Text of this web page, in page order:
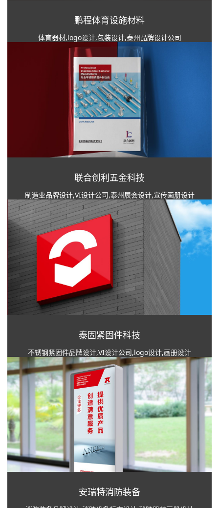
鹏程体育设施材料
体育器材,logo设计,包装设计,泰州品牌设计公司
联合创利五金科技
制造业品牌设计,VI设计公司,泰州展会设计,宣传画册设计
泰固紧固件科技
不锈钢紧固件品牌设计,VI设计公司,logo设计,画册设计
安瑞特消防装备